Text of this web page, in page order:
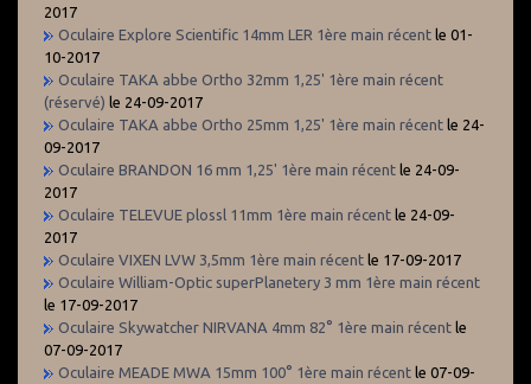
2017
Oculaire Explore Scientific 14mm LER 1ère main récent le 01-
10-2017
Oculaire TAKA abbe Ortho 32mm 1,25' 1ère main récent
(réservé) le 24-09-2017
Oculaire TAKA abbe Ortho 25mm 1,25' 1ère main récent le 24-
09-2017
Oculaire BRANDON 16 mm 1,25' 1ère main récent le 24-09-
2017
Oculaire TELEVUE plossl 11mm 1ère main récent le 24-09-
2017
Oculaire VIXEN LVW 3,5mm 1ère main récent le 17-09-2017
Oculaire William-Optic superPlanetery 3 mm 1ère main récent
le 17-09-2017
Oculaire Skywatcher NIRVANA 4mm 82° 1ère main récent le
07-09-2017
Oculaire MEADE MWA 15mm 100° 1ère main récent le 07-09-